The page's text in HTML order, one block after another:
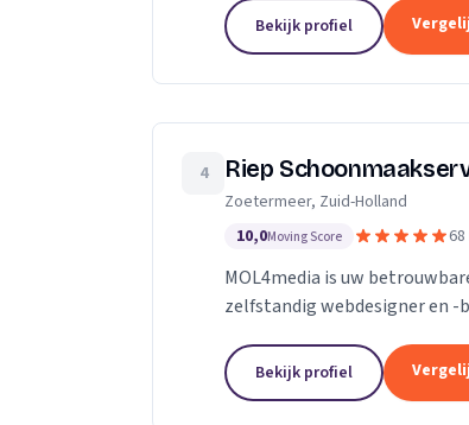
Bekijk profiel
4 Riep
Zoetermeer, Zuid-Holland
10,0Moving Score
MOL4media is uw
zelfstandig webdesigner en
Bekijk profiel